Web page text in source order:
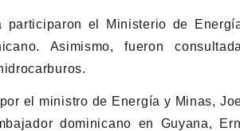
participaron el Ministerio de
Asimismo, fueron
el ministro de Energía y Minas,
dominicano en Guyana,